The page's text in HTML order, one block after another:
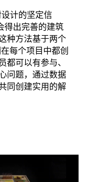
计的坚定信
得出完善的建筑
种方法基于两个
每个项目中都创
都可以有参与、
问题，通过数据
同创建实用的解